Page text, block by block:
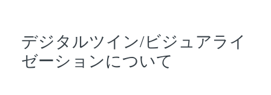
デジタルツイン/ビジュアライ
ゼーションについて